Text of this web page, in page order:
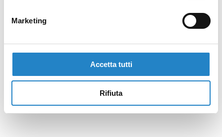
Marketing
Accetta tutti
Rifiuta